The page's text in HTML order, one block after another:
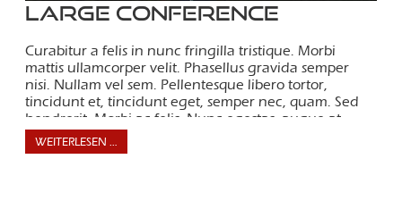
Large conference
Curabitur a felis in nunc fringilla tristique. Morbi
mattis ullamcorper velit. Phasellus gravida semper
nisi. Nullam vel sem. Pellentesque libero tortor,
tincidunt et, tincidunt eget, semper nec, quam. Sed
hendrerit. Morbi ac felis. Nunc egestas, augue at
pellentesque laoreet.
WEITERLESEN …